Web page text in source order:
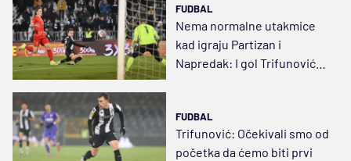
FUDBAL
Nema normalne utakmice
kad igraju Partizan i
Napredak: I gol Trifunovića
FUDBAL
Trifunović: Očekivali smo od
početka da ćemo biti prvi